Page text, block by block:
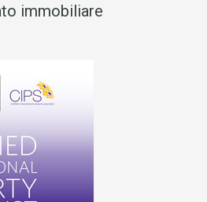
immobiliare